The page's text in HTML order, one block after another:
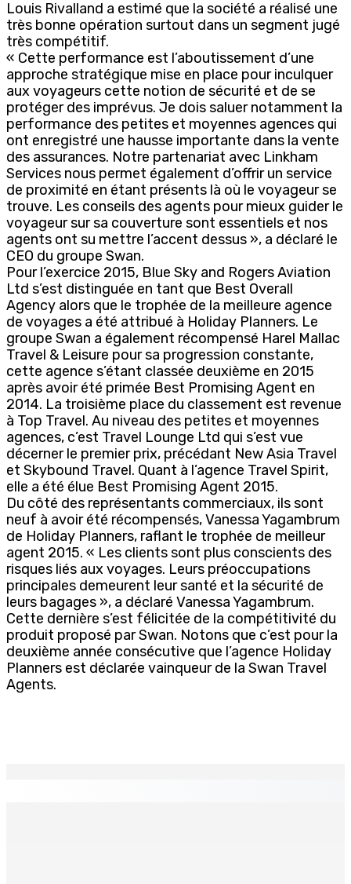
Louis Rivalland a estimé que la société a réalisé une
très bonne opération surtout dans un segment jugé
très compétitif.
« Cette performance est l’aboutissement d’une
approche stratégique mise en place pour inculquer
aux voyageurs cette notion de sécurité et de se
protéger des imprévus. Je dois saluer notamment la
performance des petites et moyennes agences qui
ont enregistré une hausse importante dans la vente
des assurances. Notre partenariat avec Linkham
Services nous permet également d’offrir un service
de proximité en étant présents là où le voyageur se
trouve. Les conseils des agents pour mieux guider le
voyageur sur sa couverture sont essentiels et nos
agents ont su mettre l’accent dessus », a déclaré le
CEO du groupe Swan.
Pour l’exercice 2015, Blue Sky and Rogers Aviation
Ltd s’est distinguée en tant que Best Overall
Agency alors que le trophée de la meilleure agence
de voyages a été attribué à Holiday Planners. Le
groupe Swan a également récompensé Harel Mallac
Travel & Leisure pour sa progression constante,
cette agence s’étant classée deuxième en 2015
après avoir été primée Best Promising Agent en
2014. La troisième place du classement est revenue
à Top Travel. Au niveau des petites et moyennes
agences, c’est Travel Lounge Ltd qui s’est vue
décerner le premier prix, précédant New Asia Travel
et Skybound Travel. Quant à l’agence Travel Spirit,
elle a été élue Best Promising Agent 2015.
Du côté des représentants commerciaux, ils sont
neuf à avoir été récompensés, Vanessa Yagambrum
de Holiday Planners, raflant le trophée de meilleur
agent 2015. « Les clients sont plus conscients des
risques liés aux voyages. Leurs préoccupations
principales demeurent leur santé et la sécurité de
leurs bagages », a déclaré Vanessa Yagambrum.
Cette dernière s’est félicitée de la compétitivité du
produit proposé par Swan. Notons que c’est pour la
deuxième année consécutive que l’agence Holiday
Planners est déclarée vainqueur de la Swan Travel
Agents.